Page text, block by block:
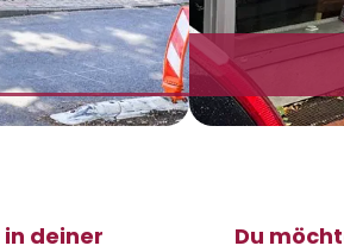
deiner
Du